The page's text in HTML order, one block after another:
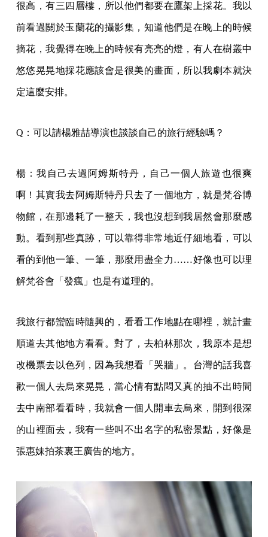
很高，有三四層樓，所以他們都要在鷹架上採花。我以
前看過關於玉蘭花的攝影集，知道他們是在晚上的時候
摘花，我覺得在晚上的時候有亮亮的燈，有人在樹叢中
悠悠晃晃地採花應該會是很美的畫面，所以我劇本就決
定這麼安排。
Q：可以請楊雅喆導演也談談自己的旅行經驗嗎？
楊：我自己去過阿姆斯特丹，自己一個人旅遊也很爽
啊！其實我去阿姆斯特丹只去了一個地方，就是梵谷博
物館，在那邊耗了一整天，我也沒想到我居然會那麼感
動。看到那些真跡，可以靠得非常地近仔細地看，可以
看的到他一筆、一筆，那麼用盡全力……好像也可以理
解梵谷會「發瘋」也是有道理的。
我旅行都蠻臨時隨興的，看看工作地點在哪裡，就計畫
順道去其他地方看看。對了，去柏林那次，我原本是想
改機票去以色列，因為我想看「哭牆」。台灣的話我喜
歡一個人去烏來晃晃，當心情有點悶又真的抽不出時間
去中南部看看時，我就會一個人開車去烏來，開到很深
的山裡面去，我有一些叫不出名字的私密景點，好像是
張惠妹拍茶裏王廣告的地方。